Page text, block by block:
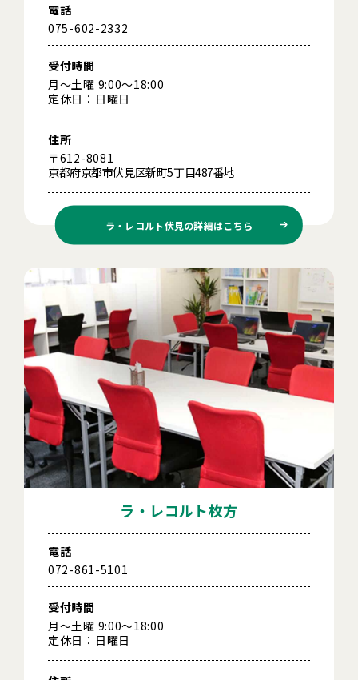
電話
075-602-2332
受付時間
月～土曜 9:00～18:00
定休日：日曜日
住所
〒612-8081
京都府京都市伏見区新町5丁目487番地
ラ・レコルト伏見の詳細はこちら
ラ・レコルト枚方
電話
072-861-5101
受付時間
月～土曜 9:00～18:00
定休日：日曜日